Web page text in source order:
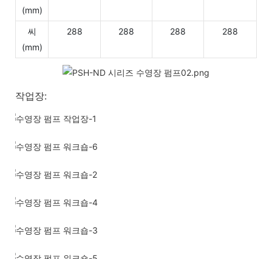
(mm)
씨
(mm)
288 288 288 288
작업장: